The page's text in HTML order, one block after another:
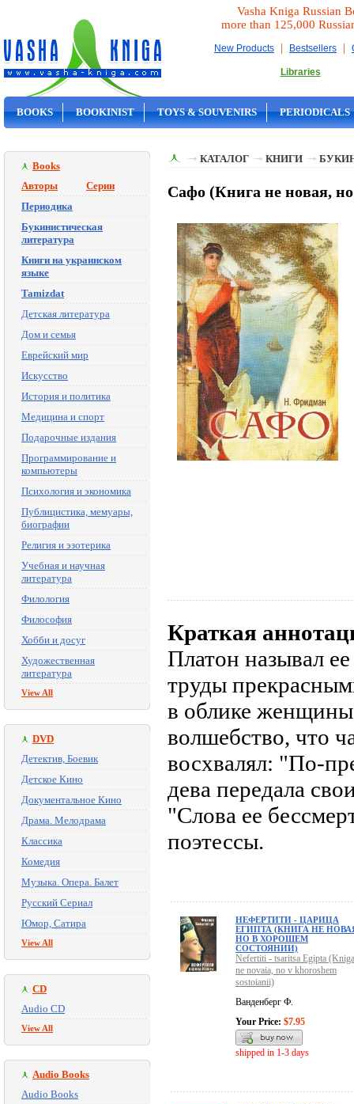
Vasha Kniga Russian
more than 125,000
New Products | Bestsellers |
Libraries
BOOKS BOOKINIST TOYS & SOUVENIRS PERIODICALS
Books
Авторы
Серии
Периодика
Букинистическая
литература
Книги на украинском
языке
Tamizdat
Детская литература
Дом и семья
Еврейский мир
Искусство
История и политика
Медицина и спорт
Подарочные издания
Программирование и
компьютеры
Психология и экономика
Публицистика, мемуары,
биографии
Религия и эзотерика
Учебная и научная
литература
Филология
Философия
Хобби и досуг
Художественная
литература
View All
DVD
Детектив, Боевик
Детское Кино
Документальное Кино
Драма. Мелодрама
Классика
Комедия
Музыка. Опера. Балет
Русский Сериал
Юмор, Сатира
View All
CD
Audio CD
View All
Audio Books
Audio Books
КАТАЛОГ КНИГИ
Сафо (Книга не новая,
Краткая
Платон называл
труды
в облике
волшебство, что
восхвалял: "По-
дева передала
"Слова ее
поэтессы.
НЕФЕРТИТИ - ЦАРИЦА
ЕГИПТА (КНИГА НЕ
НО В ХОРОШЕМ
СОСТОЯНИИ)
Nefertiti - tsaritsa Egipta (Kniga
ne novaia, no v khoroshem
sostoianii)
Ванденберг Ф.
Your Price: $7.95
shipped in 1-3 days